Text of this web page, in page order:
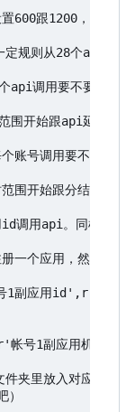
600跟1200，则“
规则从28个api抽
api调用要不要停一
围开始跟api延时
账号调用要不要停
范围开始跟分结
调用api。同样每
一个应用，然后在
副应用id',r'帐号
号1副应用机密
夹里放入对应的